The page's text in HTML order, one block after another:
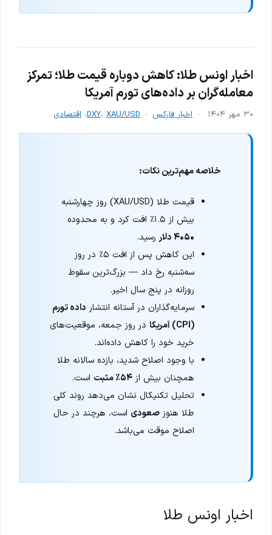
اخبار اونس طلا:‌ کاهش دوباره قیمت طلا؛ تمرکز
معامله‌گران بر داده‌های تورم آمریکا
۳۰ مهر ۱۴۰۴ اخبار فارکس DXY، XAU/USD ، اقتصادی
خلاصه مهم‌ترین نکات:
قیمت طلا (XAU/USD) روز چهارشنبه
بیش از ۱.۵٪ افت کرد و به محدوده
۴۰۵۰ دلار
رسید.
این کاهش پس از افت ۵٪ در روز
سه‌شنبه رخ داد — بزرگ‌ترین سقوط
روزانه در پنج سال اخیر.
سرمایه‌گذاران در آستانه انتشار داده تورم
(CPI) آمریکا
در روز جمعه، موقعیت‌های
خرید خود را کاهش داده‌اند.
با وجود اصلاح شدید، بازده سالانه طلا
همچنان بیش از۵۴٪ مثبت
است.
تحلیل تکنیکال نشان می‌دهد روند کلی
طلا هنوزصعودی است، هرچند در حال
اصلاح موقت می‌باشد.
اخبار اونس طلا